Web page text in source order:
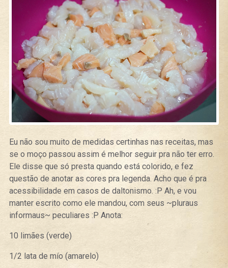
Eu não sou muito de medidas certinhas nas receitas, mas
se o moço passou assim é melhor seguir pra não ter erro.
Ele disse que só presta quando está colorido, e fez
questão de anotar as cores pra legenda. Acho que é pra
acessibilidade em casos de daltonismo. :P Ah, e vou
manter escrito como ele mandou, com seus ~pluraus
informaus~ peculiares :P Anota:
10 limães (verde)
1/2 lata de mío (amarelo)